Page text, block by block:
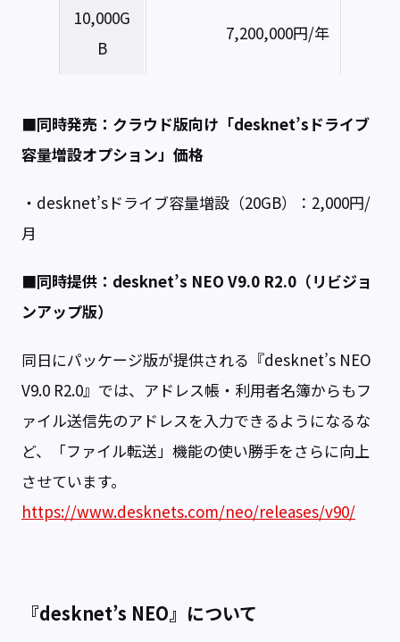
10,000G
B
7,200,000円/年
■同時発売：クラウド版向け「desknet’sドライブ
容量増設オプション」価格
・desknet’sドライブ容量増設（20GB）：2,000円/
月
■同時提供：desknet’s NEO V9.0 R2.0（リビジョ
ンアップ版）
同日にパッケージ版が提供される『desknet’s NEO
V9.0 R2.0』では、アドレス帳・利用者名簿からもフ
ァイル送信先のアドレスを入力できるようになるな
ど、「ファイル転送」機能の使い勝手をさらに向上
させています。
https://www.desknets.com/neo/releases/v90/
『desknet’s NEO』について